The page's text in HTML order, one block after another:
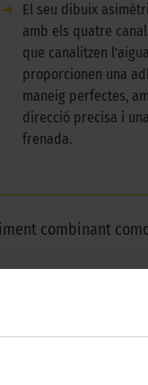
➜
El seu dibuix
amb els quatre
que canalitzen
proporcionen una
maneig perfectes,
direcció precisa i
frenada.
combinant